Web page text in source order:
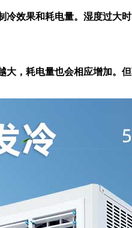
冷效果和耗电量。湿度过大
大，耗电量也会相应增加。